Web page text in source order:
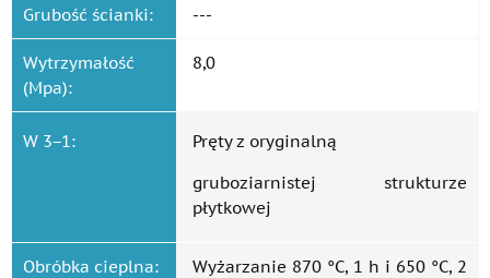
Grubość ścianki: ---
Wytrzymałość
(Mpa):
8,0
W 3−1:
Pręty z oryginalną
gruboziarnistej strukturze
płytkowej
Obróbka cieplna:
Wyżarzanie 870 °C, 1 h i 650 °C, 2